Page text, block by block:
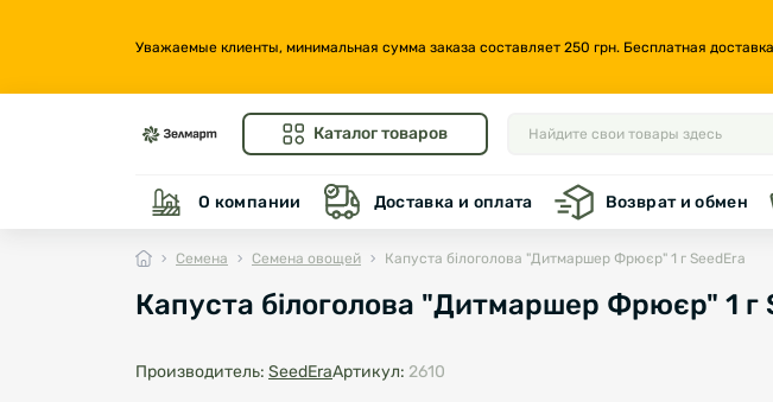
Уважаемые клиенты, минимальная сумма заказа составляет 250 грн. Бесплатная
Каталог товаров
О компании Доставка и оплата Возврат и обмен
Семена Семена овощей Капуста білоголова "Дитмаршер Фрюєр" 1 г SeedEra
Капуста білоголова "Дитмаршер Фрюєр" 1 г
Производитель: SeedEraАртикул: 2610